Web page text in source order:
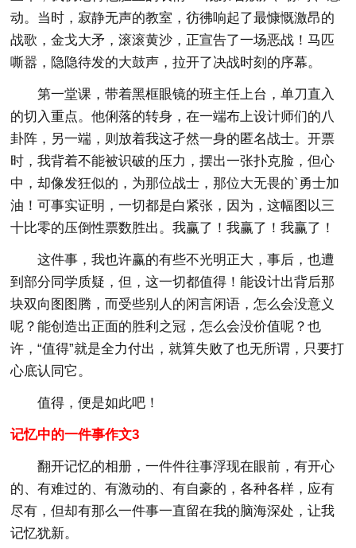
动。当时，寂静无声的教室，彷彿响起了最慷慨激昂的
战歌，金戈大矛，滚滚黄沙，正宣告了一场恶战！马匹
嘶嚣，隐隐待发的大鼓声，拉开了决战时刻的序幕。
第一堂课，带着黑框眼镜的班主任上台，单刀直入
的切入重点。他俐落的转身，在一端布上设计师们的八
卦阵，另一端，则放着我这孑然一身的匿名战士。开票
时，我背着不能被识破的压力，摆出一张扑克脸，但心
中，却像发狂似的，为那位战士，那位大无畏的`勇士加
油！可事实证明，一切都是白紧张，因为，这幅图以三
十比零的压倒性票数胜出。我赢了！我赢了！我赢了！
这件事，我也许赢的有些不光明正大，事后，也遭
到部分同学质疑，但，这一切都值得！能设计出背后那
块双向图图腾，而受些别人的闲言闲语，怎么会没意义
呢？能创造出正面的胜利之冠，怎么会没价值呢？也
许，“值得”就是全力付出，就算失败了也无所谓，只要打
心底认同它。
值得，便是如此吧！
记忆中的一件事作文3
翻开记忆的相册，一件件往事浮现在眼前，有开心
的、有难过的、有激动的、有自豪的，各种各样，应有
尽有，但却有那么一件事一直留在我的脑海深处，让我
记忆犹新。